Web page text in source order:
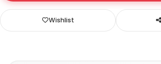
Wishlist